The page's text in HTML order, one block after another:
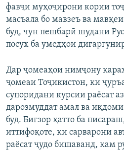
фавҷи муҳоҷирони кории
масъала бо мавзеъ ва
буд, чун пешбарӣ шудани
посух ба умедҳои
Дар ҷомеаҳои нимҷону
ҷомеаи Тоҷикистон, ки
супоридани курсии раёсат
дарозмуддат амал ва
буд. Бигзор ҳатто ба
иттифоқоте, ки сарварони
раёсат ҷудо бишаванд, кам